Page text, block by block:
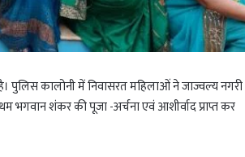
पुलिस कालोनी में निवासरत महिलाओं ने जाज्वल्य नगरी
भगवान शंकर की पूजा -अर्चना एवं आशीर्वाद प्राप्त कर